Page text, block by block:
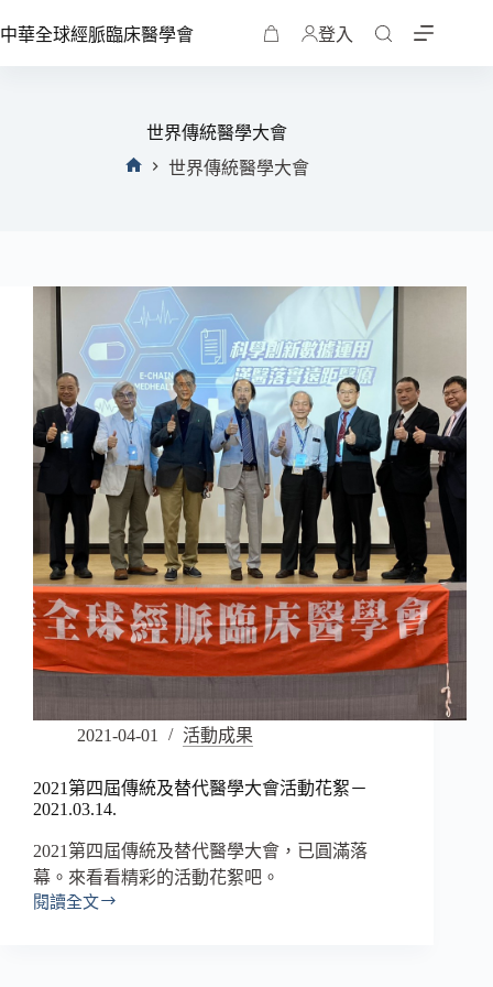
中華全球經脈臨床醫學會 登入
世界傳統醫學大會
世界傳統醫學大會
2021-04-01 活動成果
2021第四屆傳統及替代醫學大會活動花絮－
2021.03.14.
2021第四屆傳統及替代醫學大會，已圓滿落
幕。來看看精彩的活動花絮吧。
閱讀全文